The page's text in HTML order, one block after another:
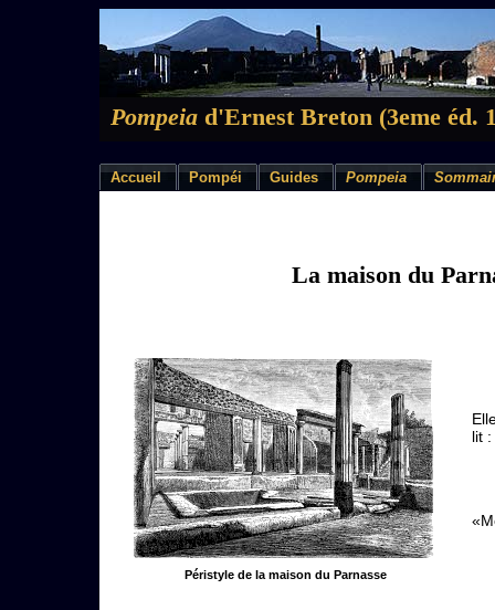
Pompeia d'Ernest Breton (3eme éd.
Accueil Pompéi Guides Pompeia
La maison du
Péristyle de la maison du Parnasse
lit :